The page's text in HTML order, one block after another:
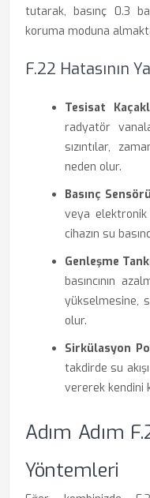
tutarak, basınç 0.3
koruma moduna
F.22 Hatasının
Tesisat
radyatör
sızıntılar,
neden olur.
Basınç
veya
cihazın su
Genleşme
basıncının
yükselmesine,
olur.
Sirkülasyon
takdirde su
vererek kendini
Adım Adım
Yöntemleri